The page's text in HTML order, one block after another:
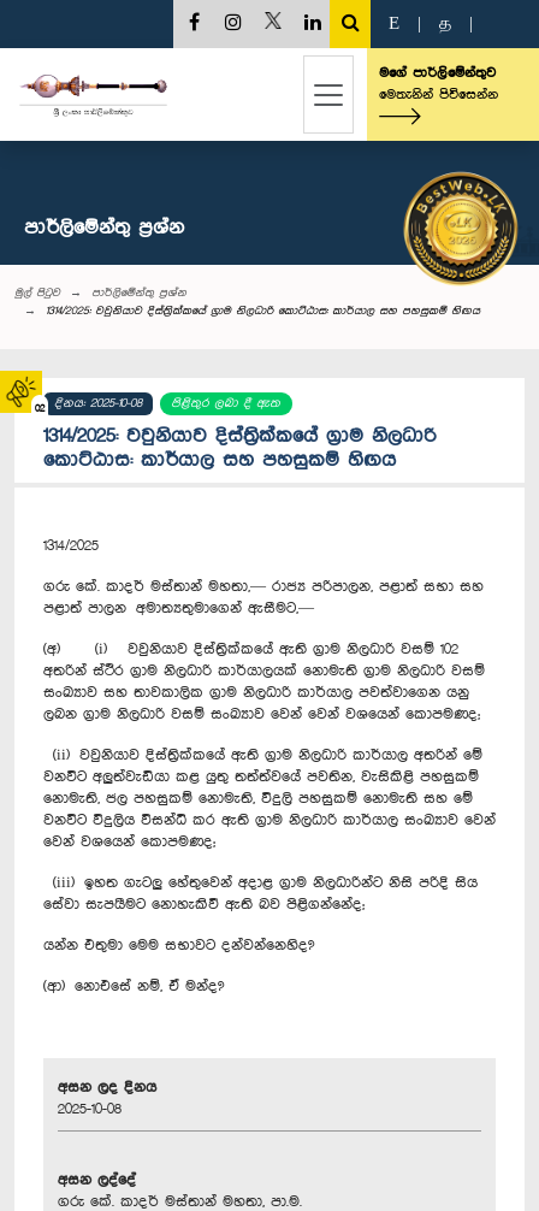
02
E த
මගේ පාර්ලිමේන්තුව
මෙතැනින් පිවිසෙන්න
පාර්ලි‌මේන්තු‌ ප්‍රශ්න
මුල් පිටුව
පාර්ලි‌මේන්තු‌ ප්‍රශ්න
1314/2025: වවුනියාව දිස්ත්‍රික්කයේ ග්‍රාම නිලධාරි කොට්ඨාස: කාර්යාල සහ පහසුකම් හිඟය
දිනය: 2025-10-08 පිළිතුර ලබා දී ඇත
1314/2025: වවුනියාව දිස්ත්‍රික්කයේ ග්‍රාම නිලධාරි
කොට්ඨාස: කාර්යාල සහ පහසුකම් හිඟය
1314/2025
ගරු ‍කේ. කාදර් මස්තාන් මහතා,— රාජ්‍ය පරිපාලන, පළාත් සභා සහ
පළාත් පාලන අමාත්‍යතුමාගෙන් ඇසීමට,—
(අ) (i) වවුනියාව දිස්ත්‍රික්කයේ ඇති ග්‍රාම නිලධාරි වසම් 102
අතරින් ස්ථිර ‍ග්‍රාම නිලධාරි කාර්යාලයක් නොමැති ග්‍රාම නිලධාරි වසම්
සංඛ්‍යාව සහ තාවකාලික ග්‍රාම නිලධාරි කාර්යාල පවත්වාගෙන යනු
ලබන ග්‍රාම නිලධාරි වසම් සංඛ්‍යාව වෙන් වෙන් වශයෙන් කොපමණද;
(ii) වවුනියාව දිස්ත්‍රික්කයේ ඇති ග්‍රාම නිලධාරි කාර්යාල අතරින් මේ
වනවිට අලුත්වැඩියා කළ යුතු තත්ත්වයේ පවතින, වැසිකිළි පහසුකම්
නොමැති, ජල පහසුකම් නොමැති, විදුලි පහසුකම් නොමැති සහ මේ
වනවිට විදුලිය විසන්ධි කර ඇති ග්‍රාම නිලධාරි කාර්යාල සංඛ්‍යාව වෙන්
වෙන් වශයෙන් කොපමණද;
(iii) ඉහත ගැටලු හේතුවෙන් අදාළ ග්‍රාම නිලධාරින්ට නිසි පරිදි සිය
සේවා සැපයීමට නොහැකිවී ඇති බව පිළිගන්නේද;
යන්න එතුමා මෙම සභාවට දන්වන්නෙහිද?
(ආ) නොඑසේ නම්, ඒ මන්ද?
අසන ලද දිනය
2025-10-08
අසන ලද්දේ
ගරු ‍කේ. කාදර් මස්තාන් මහතා, පා.ම.